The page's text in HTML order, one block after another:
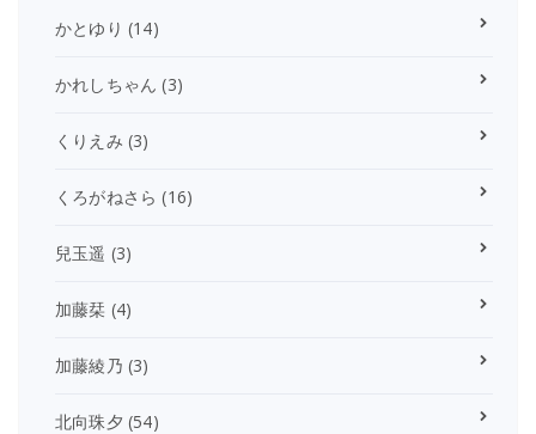
かとゆり (14)
かれしちゃん (3)
くりえみ (3)
くろがねさら (16)
兒玉遥 (3)
加藤栞 (4)
加藤綾乃 (3)
北向珠夕 (54)